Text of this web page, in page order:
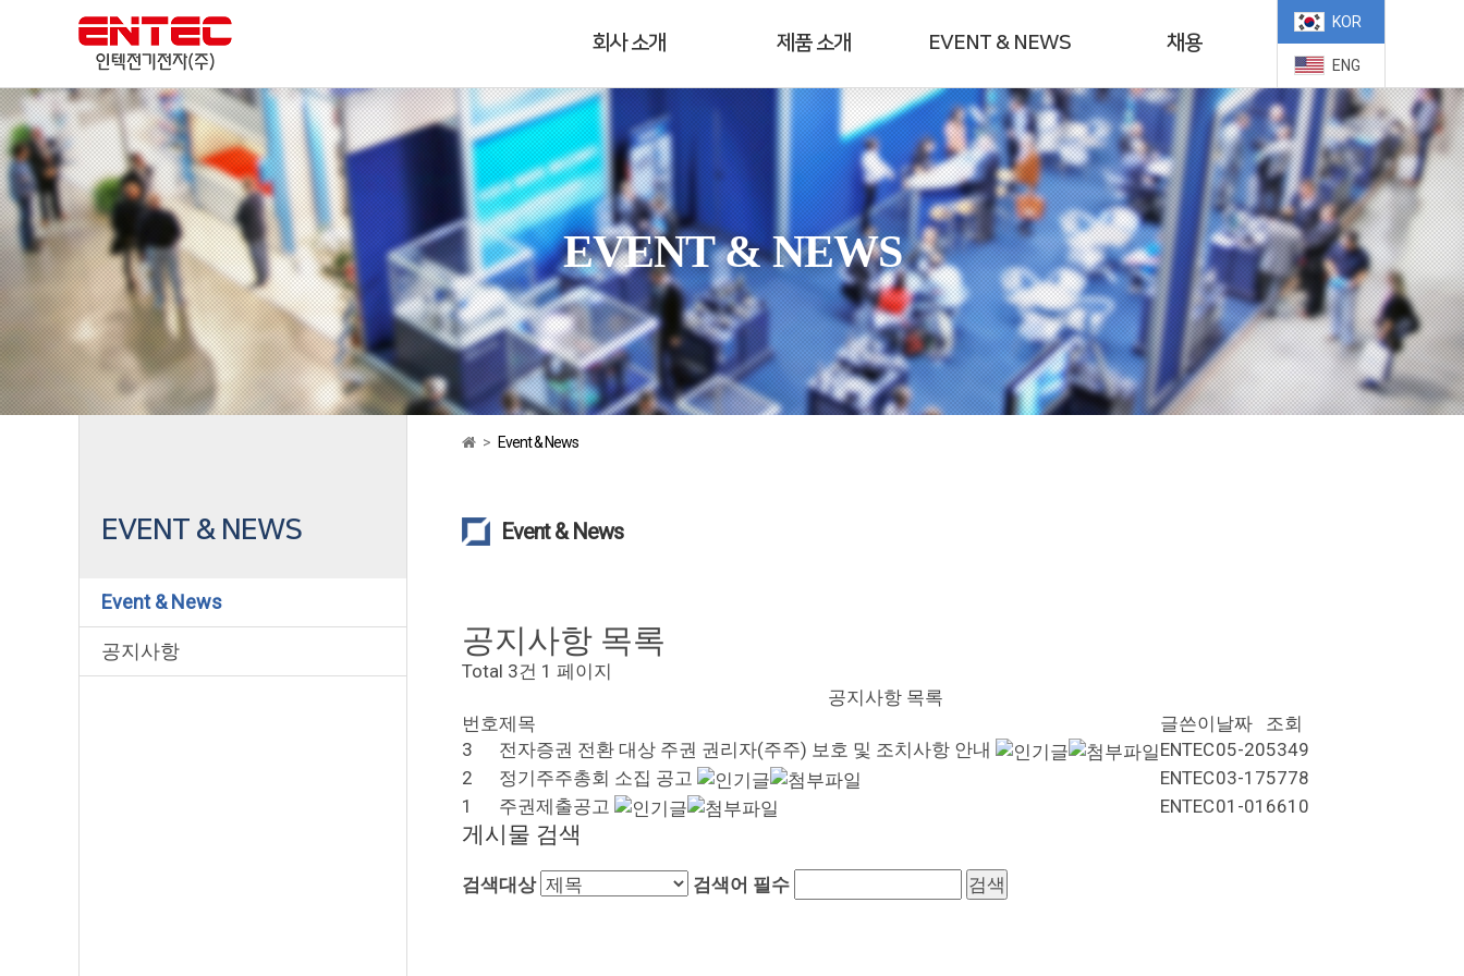
KOR
ENG
회사 소개 제품 소개 EVENT & NEWS 채용
EVENT & NEWS
EVENT & NEWS
Event & News
공지사항
> Event & News
Event & News
공지사항 목록
Total 3건 1 페이지
공지사항 목록
번호제목 글쓴이 날짜
조회
3
전자증권 전환 대상 주권 권리자(주주) 보호 및 조치사항 안내 ENTEC05-205349
2
정기주주총회 소집 공고 ENTEC03-175778
1
주권제출공고 ENTEC01-01 6610
게시물 검색
검색대상 검색어 필수